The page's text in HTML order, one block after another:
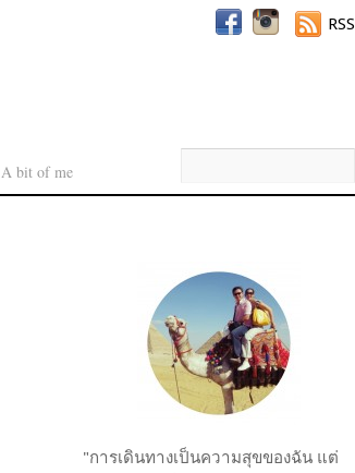
A bit of me
RSS
"การเดินทางเป็นความสุขของฉัน แต่